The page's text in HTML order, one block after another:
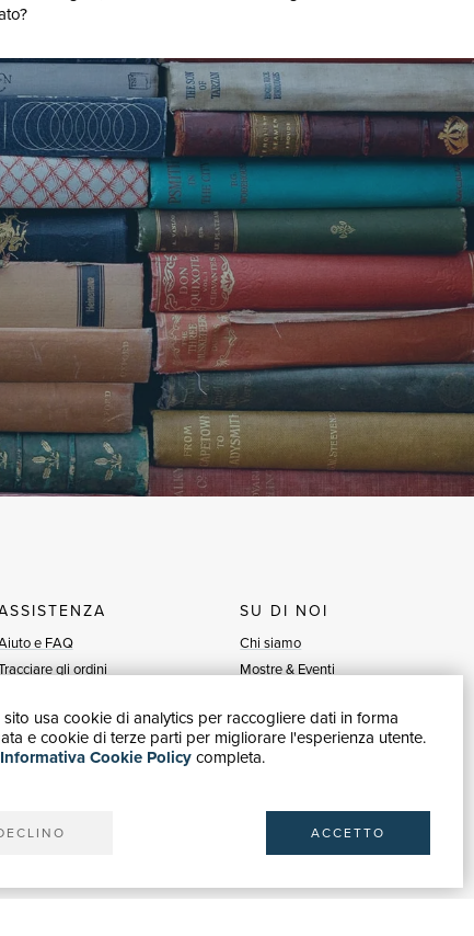
usa cookie di analytics per raccogliere dati in forma
e cookie di terze parti per migliorare l'esperienza utente.
Informativa Cookie Policycompleta.
ACCETTO
e FAQ
gli ordini
del Docente / 18App
SU DI NOI
Chi siamo
Mostre & Eventi
Blog
Vendi con noi